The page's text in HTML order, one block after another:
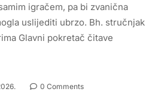
igračem, pa bi zvanična
uslijediti ubrzo. Bh. stručnjak
Glavni pokretač čitave
0 Comments